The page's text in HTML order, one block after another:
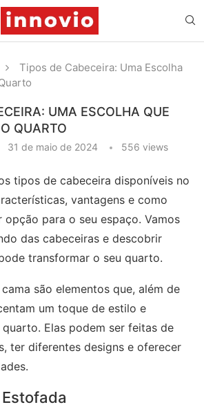
Tipos de Cabeceira: Uma Escolha
UMA ESCOLHA QUE
QUARTO
31 de maio de 2024 556 views
tipos de cabeceira disponíveis no
vantagens e como
opção para o seu espaço. Vamos
das cabeceiras e descobrir
transformar o seu quarto.
são elementos que, além de
um toque de estilo e
Elas podem ser feitas de
ter diferentes designs e oferecer